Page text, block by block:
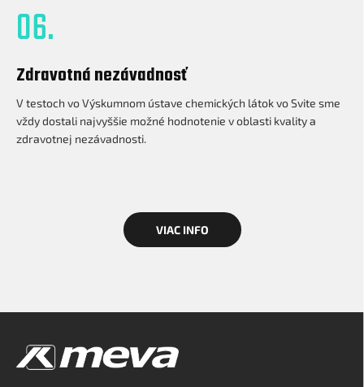
06.
Zdravotná nezávadnosť
V testoch vo Výskumnom ústave chemických látok vo Svite sme
vždy dostali najvyššie možné hodnotenie v oblasti kvality a
zdravotnej nezávadnosti.
VIAC INFO
Z